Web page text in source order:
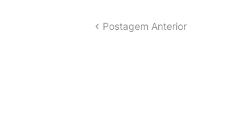
Postagem Anterior